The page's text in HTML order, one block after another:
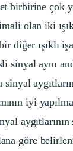
birbirine çok
olan iki
diğer ışıklı
sinyal aynı
iyi
göre